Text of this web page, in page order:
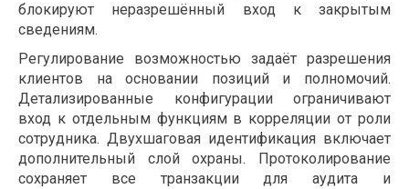
блокируют неразрешённый вход к закрытым
сведениям.
Регулирование возможностью задаёт разрешения
клиентов на основании позиций и полномочий.
Детализированные конфигурации ограничивают
вход к отдельным функциям в корреляции от роли
сотрудника. Двухшаговая идентификация включает
дополнительный слой охраны. Протоколирование
сохраняет все транзакции для аудита и